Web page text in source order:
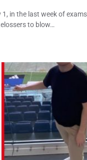
in the last week of
to blow…